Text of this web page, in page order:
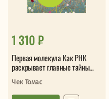
1 310 ₽
Первая молекула Как РНК
раскрывает главные тайны
биологии
Чек Томас